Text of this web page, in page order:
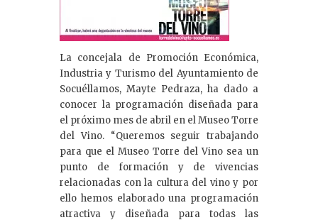
La concejala de Promoción Económica,
Industria y Turismo del Ayuntamiento de
Socuéllamos, Mayte Pedraza, ha dado a
conocer la programación diseñada para
el próximo mes de abril en el Museo Torre
del Vino. “Queremos seguir trabajando
para que el Museo Torre del Vino sea un
punto de formación y de vivencias
relacionadas con la cultura del vino y por
ello hemos elaborado una programación
atractiva y diseñada para todas las